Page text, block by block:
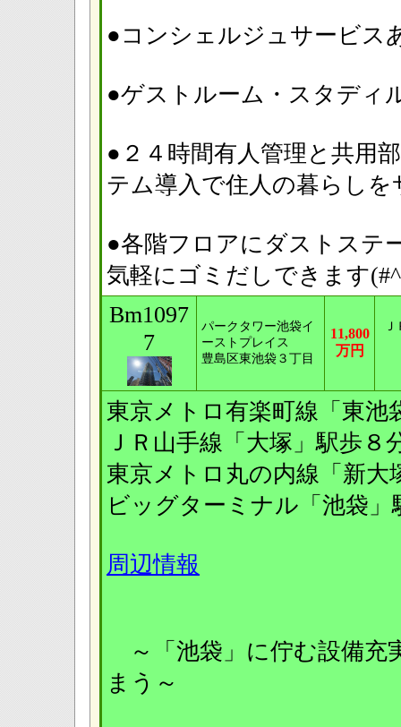
●コンシェルジュサー
●ゲストルーム・スタデ
●２４時間有人管理と共用
テム導入で住人の暮ら
●各階フロアにダストステ
気軽にゴミだしできます
Bm1097
7
パークタワー池袋イ
ーストプレイス
豊島区東池袋３丁目
11,800
万円
東京メトロ有楽町線「
ＪＲ山手線「大塚」駅
東京メトロ丸の内線「
ビッグターミナル「
周辺情報
～「池袋」に佇む設備充
まう～